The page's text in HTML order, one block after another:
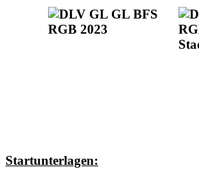
Startunterlagen: